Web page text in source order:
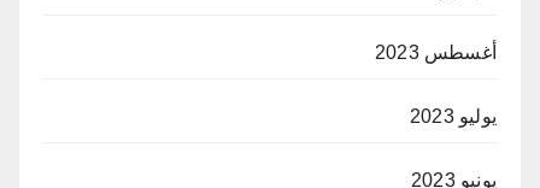
أغسطس 2023
يوليو 2023
يونيو 2023